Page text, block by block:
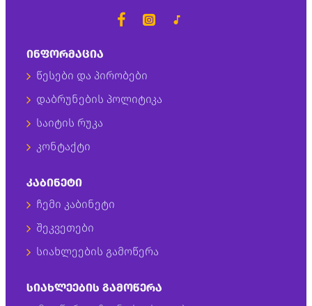
ᲘᲜᲤᲝᲠᲛᲐᲪᲘᲐ
წესები და პირობები
დაბრუნების პოლიტიკა
საიტის რუკა
კონტაქტი
ᲙᲐᲑᲘᲜᲔᲢᲘ
ჩემი კაბინეტი
შეკვეთები
სიახლეების გამოწერა
ᲡᲘᲐᲮᲚᲔᲔᲑᲘᲡ ᲒᲐᲛᲝᲬᲔᲠᲐ